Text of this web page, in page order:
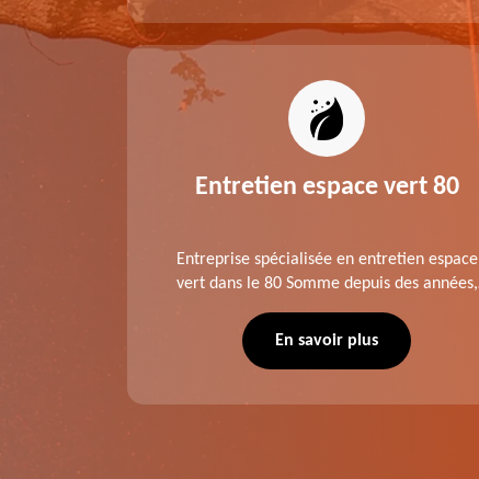
80
,
dans
Entretien espace vert 80
Entreprise spécialisée en entretien espace
vert dans le 80 Somme depuis des années,
d'élagage, d'abattage d'arbres, de
dessouchage et autre. Devis offert.
En savoir plus